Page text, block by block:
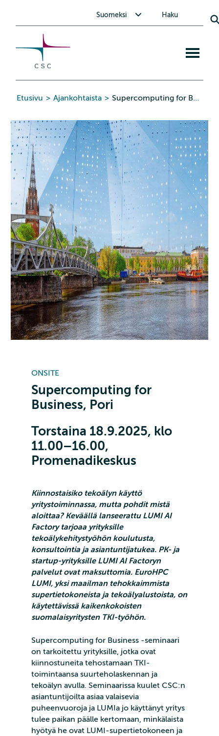
Suomeksi Haku
Etusivu > Ajankohtaista > Supercomputing for Business, Pori
ONSITE
Supercomputing for
Business, Pori
Torstaina 18.9.2025, klo
11.00–16.00,
Promenadikeskus
Kiinnostaisiko tekoälyn käyttö
yritystoiminnassa, mutta pohdit mistä
aloittaa? Keväällä lanseerattu LUMI AI
Factory tarjoaa yrityksille
tekoälykehitystyöhön koulutusta,
konsultointia ja asiantuntijatukea. PK- ja
startup-yrityksille LUMI AI Factoryn
palvelut ovat maksuttomia. EuroHPC
LUMI, yksi maailman tehokkaimmista
supertietokoneista ja tekoälyalustoista, on
käytettävissä kaikenkokoisten
suomalaisyritysten TKI-työhön.
Supercomputing for Business -seminaari
on tarkoitettu yrityksille, jotka ovat
kiinnostuneita tehostamaan TKI-
toimintaansa suurteholaskennan ja
tekoälyn avulla. Seminaarissa kuulet CSC:n
asiantuntijoilta asiaa valaisevia
puheenvuoroja ja LUMIa jo käyttänyt yritys
tulee paikan päälle kertomaan, minkälaista
hyötyä he ovat LUMI-supertietokoneen ja